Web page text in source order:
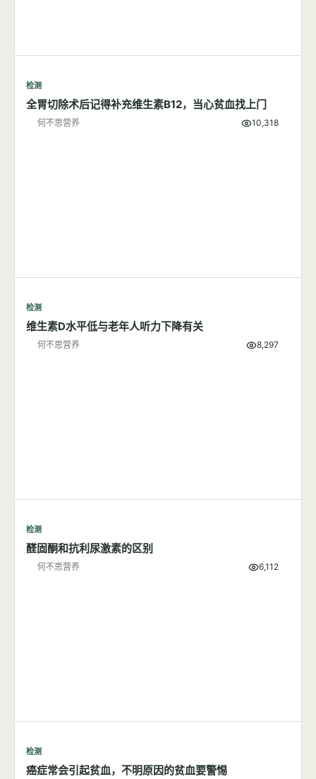
检测
全胃切除术后记得补充维生素B12，当心贫血找上门
何不思营养 10,318
检测
维生素D水平低与老年人听力下降有关
何不思营养 8,297
检测
醛固酮和抗利尿激素的区别
何不思营养 6,112
检测
癌症常会引起贫血，不明原因的贫血要警惕